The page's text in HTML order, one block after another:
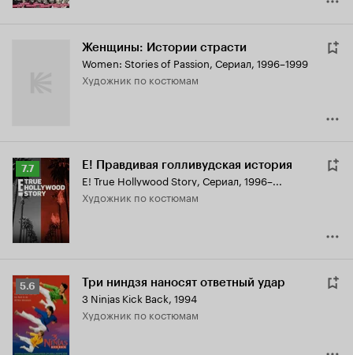
Женщины: Истории страсти
Women: Stories of Passion, Сериал, 1996–1999
Художник по костюмам
Рейтинг
Кинопоиска
7.7
7.7 E! Правдивая голливудская история
E! True Hollywood Story, Сериал, 1996–...
Художник по костюмам
Рейтинг
Кинопоиска
5.6
5.6 Три ниндзя наносят ответный удар
3 Ninjas Kick Back, 1994
Художник по костюмам